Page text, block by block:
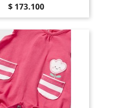
Precio
$ 173.100